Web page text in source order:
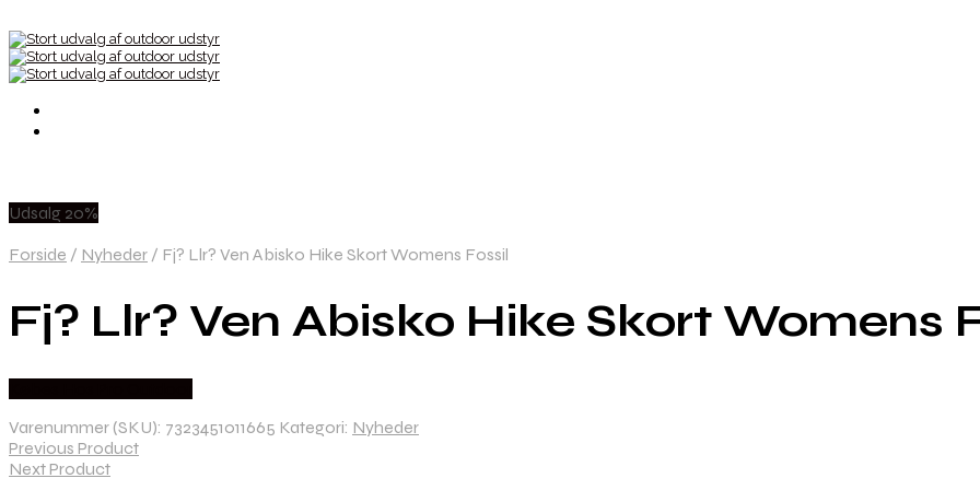
Udsalg 20%
Forside / Nyheder / Fj? Llr? Ven Abisko Hike Skort Womens Fossil
Fj? Llr? Ven Abisko Hike Skort Womens
Varenummer (SKU): 7323451011665 Kategori: Nyheder
Previous Product
Next Product